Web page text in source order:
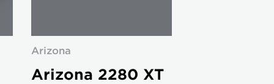
Arizona
Arizona 2280 XT